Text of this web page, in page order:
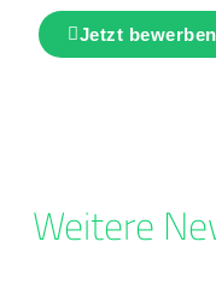
Jetzt bewerben
Weitere